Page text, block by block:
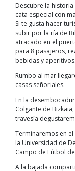
Descubre la
cata especial con
Si te gusta hacer
subir por la ría de
atracado en el
para 8 pasajeros,
bebidas y aperitivos.
Rumbo al mar
casas señoriales.
En la
Colgante de
travesía
Terminaremos en
la Universidad de
Campo de Fútbol
A la bajada